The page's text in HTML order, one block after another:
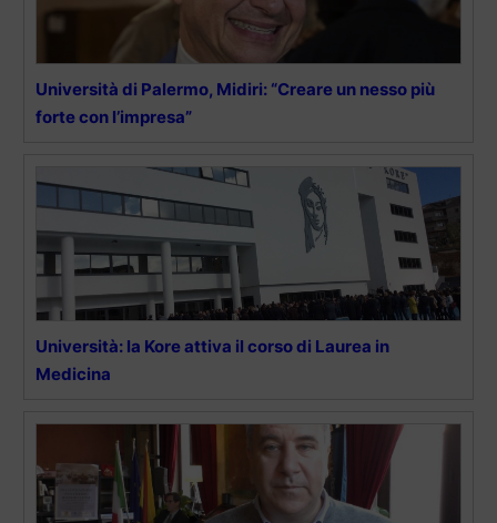
Università di Palermo, Midiri: “Creare un nesso più
forte con l’impresa”
Università: la Kore attiva il corso di Laurea in
Medicina